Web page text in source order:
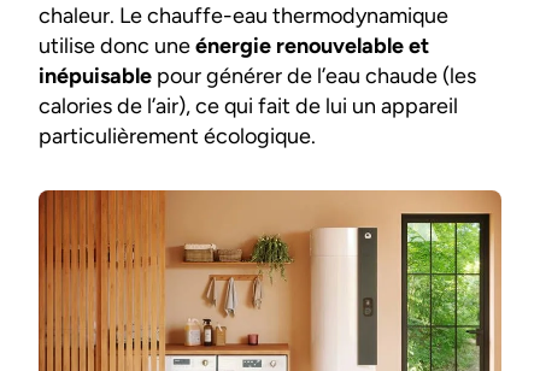
chaleur. Le chauffe-eau thermodynamique
utilise donc uneénergie renouvelable et
inépuisable pour générer de l’eau chaude (les
calories de l’air), ce qui fait de lui un appareil
particulièrement écologique.